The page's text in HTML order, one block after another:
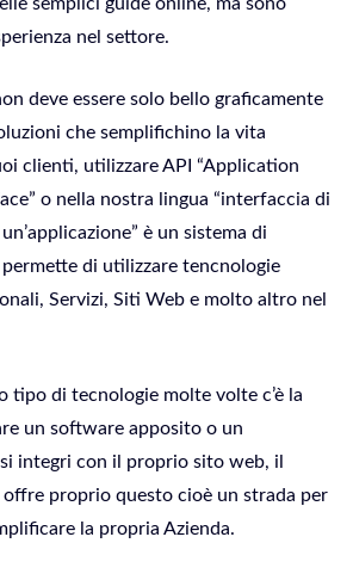
nel settore.
deve essere solo bello graficamente
che semplifichino la vita
clienti, utilizzare API “Application
o nella nostra lingua “interfaccia di
è un sistema di
di utilizzare tencnologie
Servizi, Siti Web e molto altro nel
tipo di tecnologie molte volte c’è la
un software apposito o un
integri con il proprio sito web, il
proprio questo cioè un strada per
la propria Azienda.